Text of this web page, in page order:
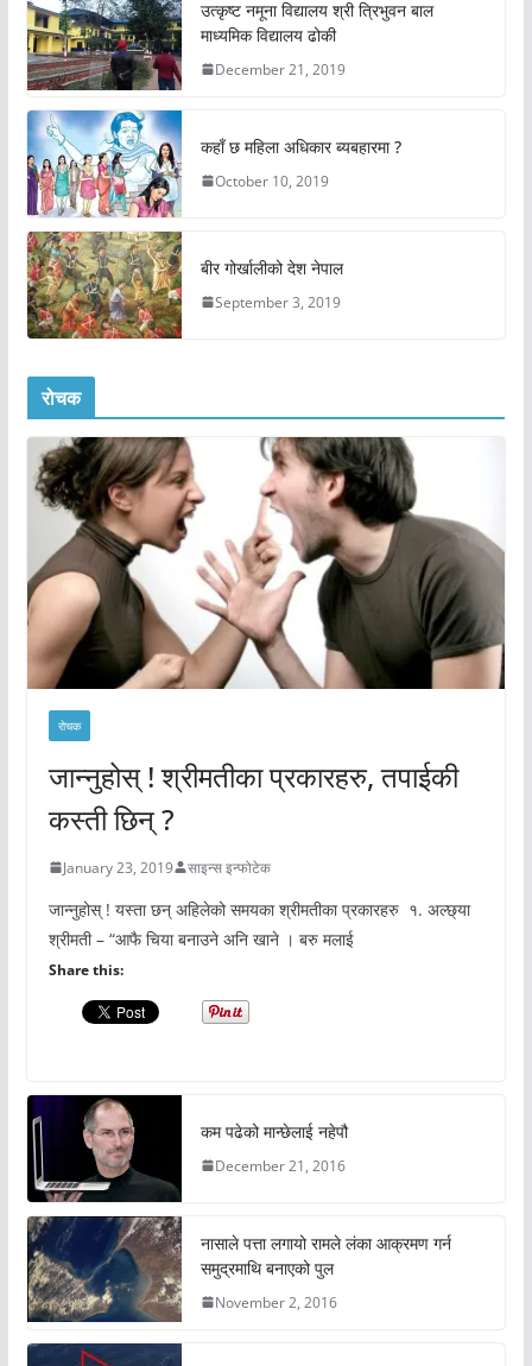
उत्कृष्ट नमूना विद्यालय श्री त्रिभुवन बाल
माध्यमिक विद्यालय ढोकी
December 21, 2019
कहाँ छ महिला अधिकार ब्यबहारमा ?
October 10, 2019
बीर गोर्खालीको देश नेपाल
September 3, 2019
रोचक
रोचक
जान्नुहोस् ! श्रीमतीका प्रकारहरु, तपाईकी
कस्ती छिन् ?
January 23, 2019 साइन्स इन्फोटेक
जान्नुहोस् ! यस्ता छन् अहिलेको समयका श्रीमतीका प्रकारहरु १. अल्छ्या
श्रीमती – “आफै चिया बनाउने अनि खाने । बरु मलाई
Share this:
कम पढेको मान्छेलाई नहेपौ
December 21, 2016
नासाले पत्ता लगायो रामले लंका आक्रमण गर्न
समुद्रमाथि बनाएको पुल
November 2, 2016